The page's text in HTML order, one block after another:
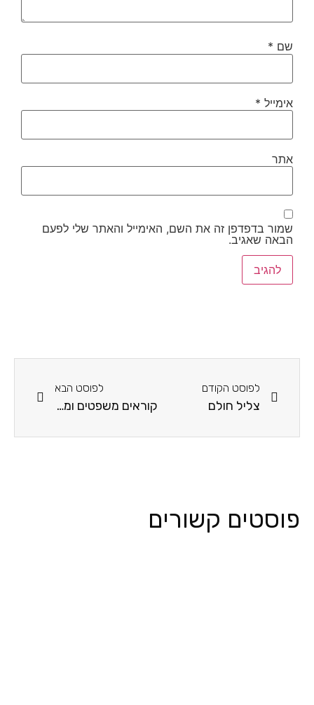
שם *
אימייל *
אתר
שמור בדפדפן זה את השם, האימייל והאתר שלי לפעם
הבאה שאגיב.
לפוסט הקודם
צליל חולם
לפוסט הבא
קוראים משפטים ומציירים
פוסטים קשורים